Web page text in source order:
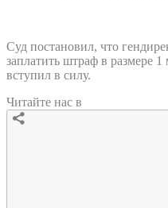
Суд постановил, что
заплатить штраф в размере
вступил в силу.
Читайте нас в